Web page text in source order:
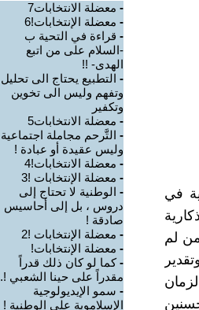
في
لم
- معضلة الانتخابات7
- معضلة الإنتخابات!6
- قراءة في التحية ب
-السلام على من اتبع
الهدى- !!
- التطبيع يحتاج الى تحليل
وتفهم وليس الى تخوين
وتكفير
- معضلة الانتخابات5
- التَّرحم مجاملة اجتماعية
وليس عقيدة أو عبادة !
- معضلة الانتخابات!4
- معضلة الإنتخابات !3
- الوطنية لا تحتاج إلى
دروس ، بل إلى أحاسيس
صادقة !
- معضلة الإنتخابات !2
- معضلة الإنتخابات!
-كما لو كان ذلك قدراً
مقدراً على حينا الشعبي !.
- سمو الإيديولوجية
الإسلاموية على الوطنية !